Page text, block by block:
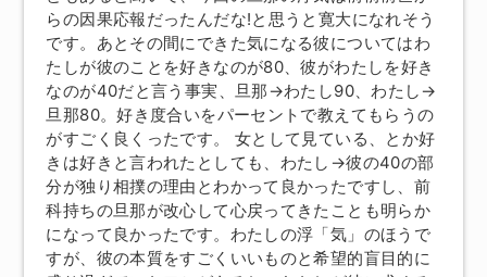
らの因果応報だったんだな!と思うと寛大になれそう
です。あとその間にできた気になる彼についてはわ
たしが彼のことを好きなのが80、彼がわたしを好き
なのが40だと言う事実、旦那→わたし90、わたし→
旦那80。好き度合いをパーセントで教えてもらうの
がすごく良くったです。 女として見ている、とか好
きは好きと言われたとしても、わたし→彼の40の部
分が独り相撲の理由とわかって良かったですし、前
科持ちの旦那が改心して心戻ってきたことも明らか
になって良かったです。わたしの浮「気」のほうで
すが、彼の本質をすごくいいものと希望的盲目的に